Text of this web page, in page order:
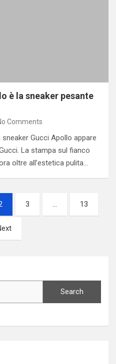
è la sneaker pesante
Comments
Gucci Apollo appare
La stampa sul fianco
oltre all’estetica pulita…
3 … 13
Search